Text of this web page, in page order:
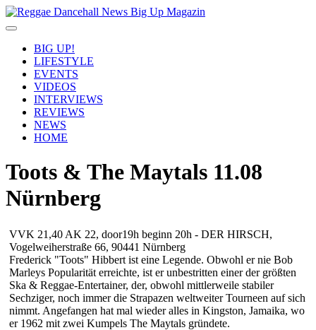
BIG UP!
LIFESTYLE
EVENTS
VIDEOS
INTERVIEWS
REVIEWS
NEWS
HOME
Toots & The Maytals 11.08
Nürnberg
VVK 21,40 AK 22, door19h beginn 20h - DER HIRSCH,
Vogelweiherstraße 66, 90441 Nürnberg
Frederick "Toots" Hibbert ist eine Legende. Obwohl er nie Bob
Marleys Popularität erreichte, ist er unbestritten einer der größten
Ska & Reggae-Entertainer, der, obwohl mittlerweile stabiler
Sechziger, noch immer die Strapazen weltweiter Tourneen auf sich
nimmt. Angefangen hat mal wieder alles in Kingston, Jamaika, wo
er 1962 mit zwei Kumpels The Maytals gründete.